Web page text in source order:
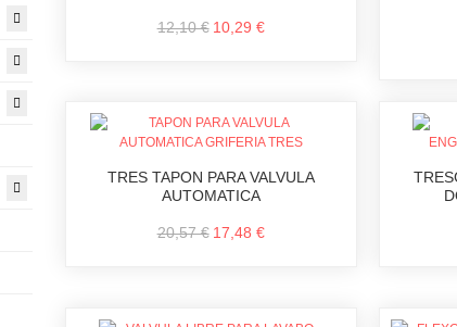
12,10 € 10,29 €
TRES TAPON PARA VALVULA
AUTOMATICA
20,57 € 17,48 €